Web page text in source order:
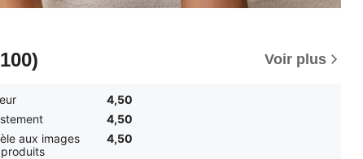
Voir plus
4,50
4,50
aux images
4,50